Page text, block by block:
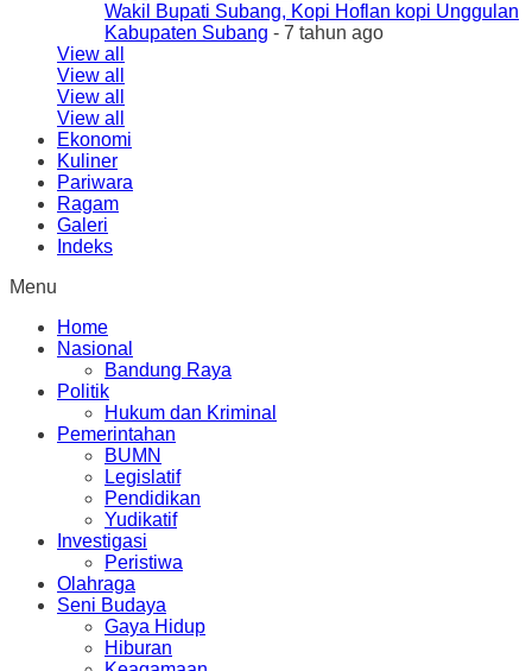
Wakil Bupati Subang, Kopi Hoflan kopi Unggulan
Kabupaten Subang - 7 tahun ago
View all
View all
View all
View all
Ekonomi
Kuliner
Pariwara
Ragam
Galeri
Indeks
Menu
Home
Nasional
Bandung Raya
Politik
Hukum dan Kriminal
Pemerintahan
BUMN
Legislatif
Pendidikan
Yudikatif
Investigasi
Peristiwa
Olahraga
Seni Budaya
Gaya Hidup
Hiburan